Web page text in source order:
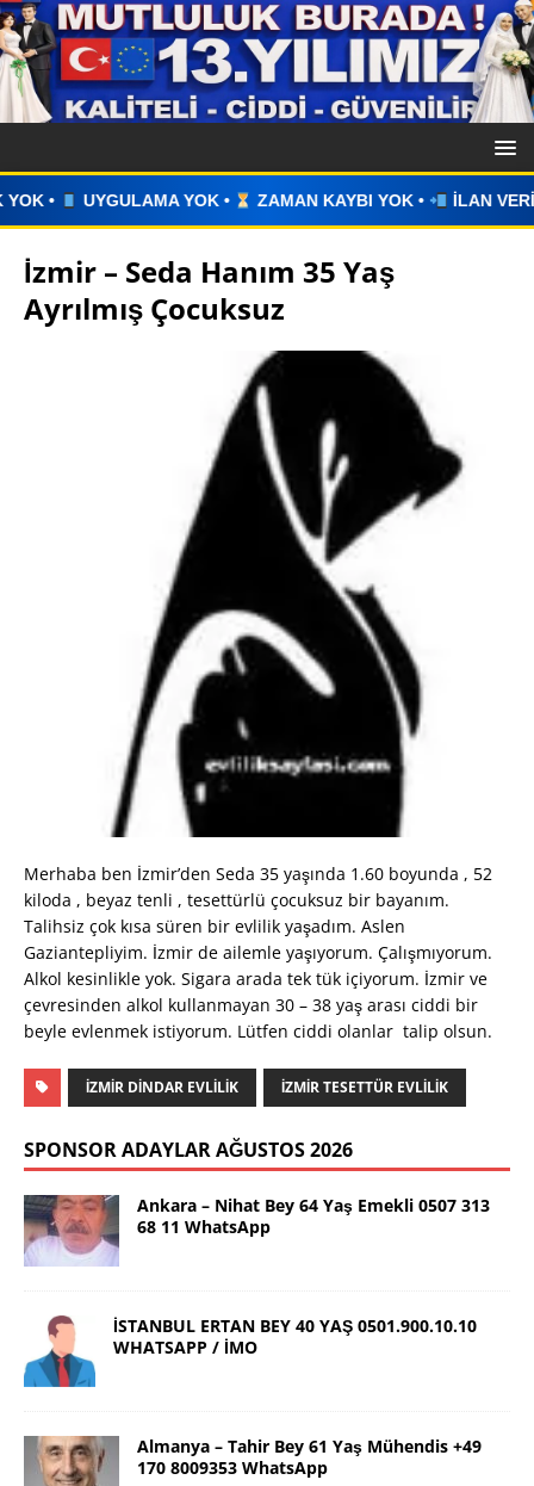
• ZAMAN KAYBI YOK • İLAN VERİN • WHATSAPP
İzmir – Seda Hanım 35 Yaş
Ayrılmış Çocuksuz
Merhaba ben İzmir’den Seda 35 yaşında 1.60 boyunda , 52
kiloda , beyaz tenli , tesettürlü çocuksuz bir bayanım.
Talihsiz çok kısa süren bir evlilik yaşadım. Aslen
Gaziantepliyim. İzmir de ailemle yaşıyorum. Çalışmıyorum.
Alkol kesinlikle yok. Sigara arada tek tük içiyorum. İzmir ve
çevresinden alkol kullanmayan 30 – 38 yaş arası ciddi bir
beyle evlenmek istiyorum. Lütfen ciddi olanlar talip olsun.
İZMIR DINDAR EVLILIK İZMIR TESETTÜR EVLILIK
SPONSOR ADAYLAR AĞUSTOS 2026
Ankara – Nihat Bey 64 Yaş Emekli 0507 313
68 11 WhatsApp
İSTANBUL ERTAN BEY 40 YAŞ 0501.900.10.10
WHATSAPP / İMO
Almanya – Tahir Bey 61 Yaş Mühendis +49
170 8009353 WhatsApp